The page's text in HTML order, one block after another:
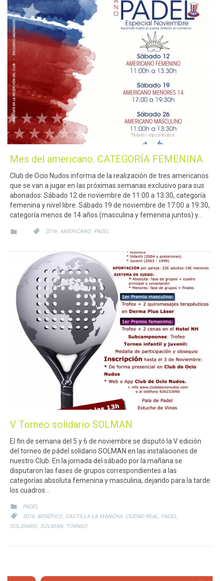
Mes del americano. CATEGORÍA FEMENINA
Club de Ocio Nudos informa de la realización de tres americanos
que se van a jugar en las próximas semanas exclusivo para sus
abonados: Sábado 12 de noviembre de 11:00 a 13:30, categoría
femenina y nivel libre. Sábado 19 de noviembre de 17:00 a 19:30,
categoría menos de 14 años (masculina y femenina juntos) y…
 CATEGORY
 CATEGORY
2016, AMERICANO, PADEL
V Torneo solidario SOLMAN
El fin de semana del 5 y 6 de noviembre se disputó la V edición
del torneo de pádel solidario SOLMAN en las instalaciones de
nuestro Club. En la jornada del sábado por la mañana se
disputaron las fases de grupos correspondientes a las
categorías absoluta femenina y masculina, dejando para la tarde
los cuadros…
 CATEGORY
PADEL

CATEGORY
2016, BENÉFICO CASTILLA LA MANCHA CIUDAD REAL PADEL
SOLIDARIO SOLMAN, TORNEO